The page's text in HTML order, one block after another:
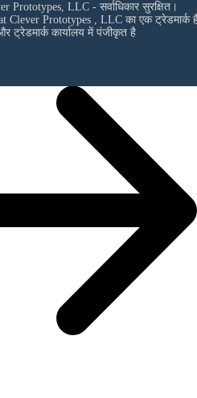
Prototypes, LLC - सर्वाधिकार सुरक्षित।
Clever Prototypes , LLCका एक ट्रेडमार्क
ट्रेडमार्क कार्यालय में पंजीकृत है